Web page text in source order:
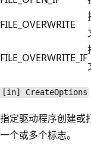
FILE_OVERWRITE
FILE_OVERWRITE_IF
[in] CreateOptions
指定驱动程序创建或
一个或多个标志。